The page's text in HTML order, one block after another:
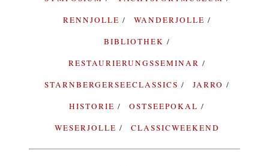
RENNJOLLE
WANDERJOLLE
BIBLIOTHEK
RESTAURIERUNGSSEMINAR
STARNBERGERSEECLASSICS
JARRO
HISTORIE
OSTSEEPOKAL
WESERJOLLE
CLASSICWEEKEND